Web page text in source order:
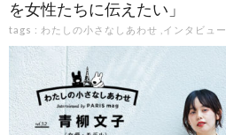
を女性たちに伝えたい」
tags : わたしの小さなしあわせ インタビュー